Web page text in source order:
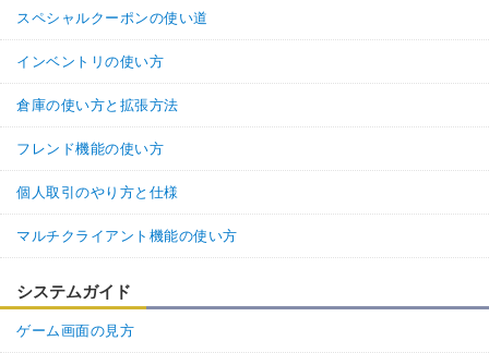
スペシャルクーポンの使い道
インベントリの使い方
倉庫の使い方と拡張方法
フレンド機能の使い方
個人取引のやり方と仕様
マルチクライアント機能の使い方
システムガイド
ゲーム画面の見方